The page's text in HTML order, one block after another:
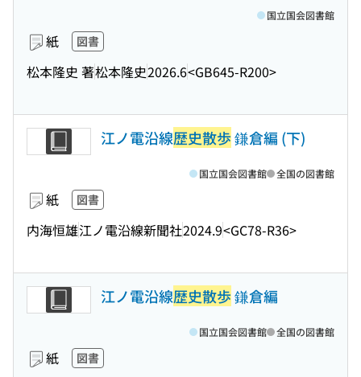
紙 図書
松本隆史 著松本隆史2026.6<GB645-R200>
国立国会図書館
江ノ電沿線歴史散歩鎌倉編 (下)
紙 図書
内海恒雄江ノ電沿線新聞社2024.9<GC78-R36>
国立国会図書館 全国の図書館
江ノ電沿線歴史散歩鎌倉編
紙 図書
国立国会図書館 全国の図書館